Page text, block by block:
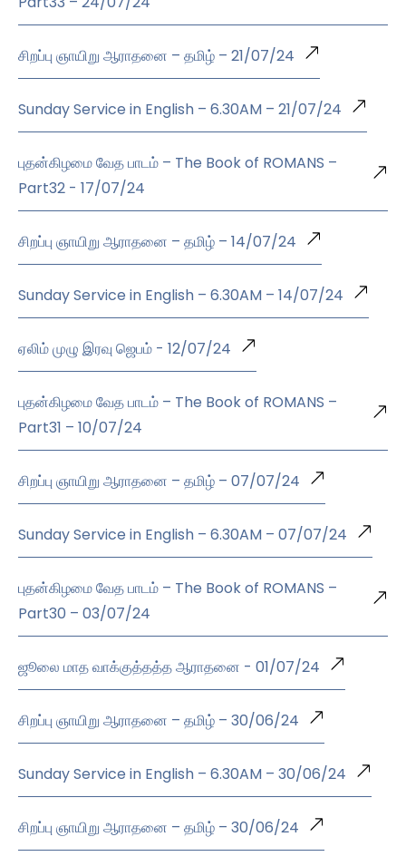
சிறப்பு ஞாயிறு ஆராதனை – தமிழ் – 21/07/24
Sunday Service in English – 6.30AM – 21/07/24
புதன்கிழமை வேத பாடம் – The Book of ROMANS –
Part32 - 17/07/24
சிறப்பு ஞாயிறு ஆராதனை – தமிழ் – 14/07/24
Sunday Service in English – 6.30AM – 14/07/24
ஏலிம் முழு இரவு ஜெபம் - 12/07/24
புதன்கிழமை வேத பாடம் – The Book of ROMANS –
Part31 – 10/07/24
சிறப்பு ஞாயிறு ஆராதனை – தமிழ் – 07/07/24
Sunday Service in English – 6.30AM – 07/07/24
புதன்கிழமை வேத பாடம் – The Book of ROMANS –
Part30 – 03/07/24
ஜூலை மாத வாக்குத்தத்த ஆராதனை - 01/07/24
சிறப்பு ஞாயிறு ஆராதனை – தமிழ் – 30/06/24
Sunday Service in English – 6.30AM – 30/06/24
சிறப்பு ஞாயிறு ஆராதனை – தமிழ் – 30/06/24